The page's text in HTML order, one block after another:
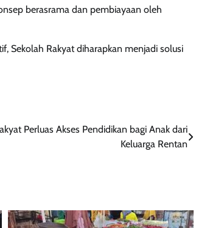
berasrama dan pembiayaan oleh
Sekolah Rakyat diharapkan menjadi solusi
Perluas Akses Pendidikan bagi Anak dari
Keluarga Rentan